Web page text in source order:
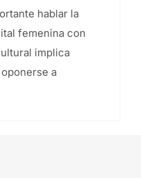
hablar la
femenina con
implica
a